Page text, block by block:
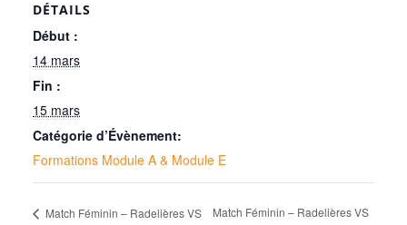
DÉTAILS
Début :
14 mars
Fin :
15 mars
Catégorie d’Évènement:
Formations Module A & Module E
Match Féminin – Radelières VS
Match Féminin – Radelières VS